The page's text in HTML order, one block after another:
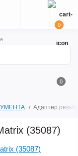
0
0
Адаптер
(35087)